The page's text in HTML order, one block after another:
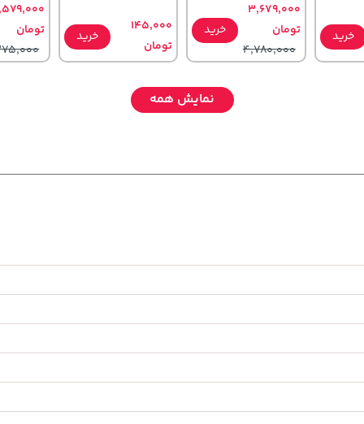
خرید
3,679,000
تومان
4,780,000
خرید
145,000
تومان
خرید
تومان
165,900
نمایش همه